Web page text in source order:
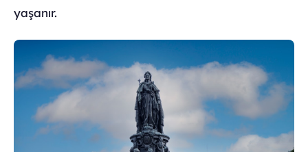
yaşanır.